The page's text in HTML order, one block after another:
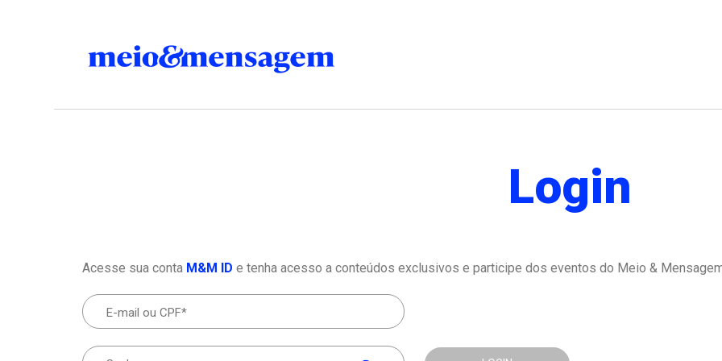
Login
Acesse sua conta M&M ID e tenha acesso a conteúdos exclusivos e participe dos eventos do Meio &